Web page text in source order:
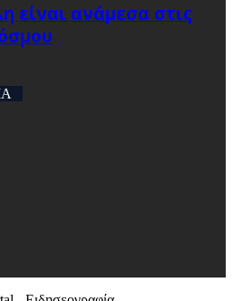
είναι ανάμεσα στις